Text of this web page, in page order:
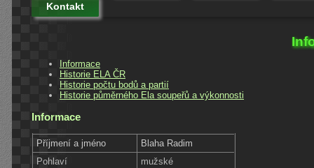
Kontakt
Informace
Historie ELA ČR
Historie počtu bodů a partií
Historie půměrného Ela soupeřů a výkonnosti
Informace
Příjmení a jméno
Blaha Radim
Pohlaví
mužské